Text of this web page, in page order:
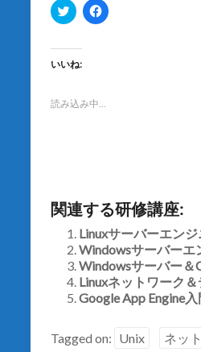
ク
リ
し
て
T
t
し
い
ウ
ィ
ン
ド
ウ
で
開
き
ま
F
a
共
し
て
く
だ
さ
い
(
新
し
い
ン
ド
いいね:
読み込み中…
関連する研修講座:
Linuxサーバーエンジ
Windowsサーバーエ
Windowsサーバー＆
Linuxネットワーク
Google App Engine
Tagged on: Unix ネッ